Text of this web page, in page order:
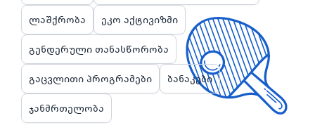
ლაშქრობა ეკო აქტივიზმი
გენდერული თანასწორობა
გაცვლითი პროგრამები ბანაკები
ჯანმრთელობა